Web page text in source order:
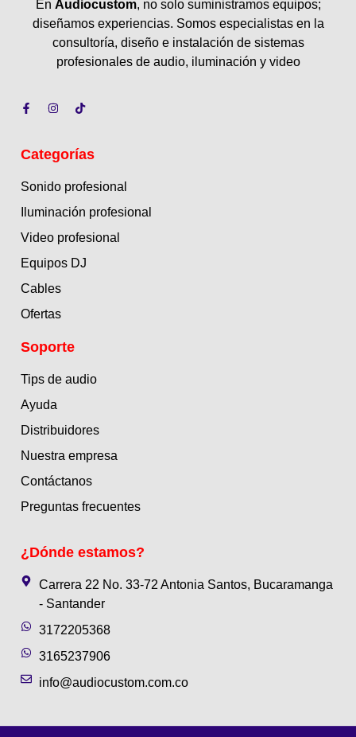
En Audiocustom, no solo suministramos equipos;
diseñamos experiencias. Somos especialistas en la
consultoría, diseño e instalación de sistemas
profesionales de audio, iluminación y video
Categorías
Sonido profesional
Iluminación profesional
Video profesional
Equipos DJ
Cables
Ofertas
Soporte
Tips de audio
Ayuda
Distribuidores
Nuestra empresa
Contáctanos
Preguntas frecuentes
¿Dónde estamos?
Carrera 22 No. 33-72 Antonia Santos, Bucaramanga
- Santander
3172205368
3165237906
info@audiocustom.com.co